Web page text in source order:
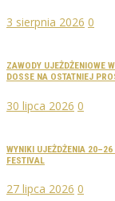
3 sierpnia 2026 0
ZAWODY UJEŻDŻENIOWE
DOSSE NA OSTATNIEJ
30 lipca 2026 0
WYNIKI UJEŻDŻENIA
FESTIVAL
27 lipca 2026 0